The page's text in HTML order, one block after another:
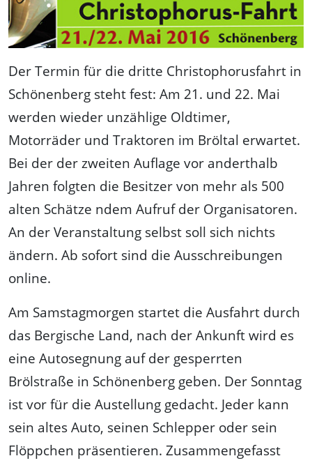
Der Termin für die dritte Christophorusfahrt in
Schönenberg steht fest: Am 21. und 22. Mai
werden wieder unzählige Oldtimer,
Motorräder und Traktoren im Bröltal erwartet.
Bei der der zweiten Auflage vor anderthalb
Jahren folgten die Besitzer von mehr als 500
alten Schätze ndem Aufruf der Organisatoren.
An der Veranstaltung selbst soll sich nichts
ändern. Ab sofort sind die Ausschreibungen
online.
Am Samstagmorgen startet die Ausfahrt durch
das Bergische Land, nach der Ankunft wird es
eine Autosegnung auf der gesperrten
Brölstraße in Schönenberg geben. Der Sonntag
ist vor für die Austellung gedacht. Jeder kann
sein altes Auto, seinen Schlepper oder sein
Flöppchen präsentieren. Zusammengefasst